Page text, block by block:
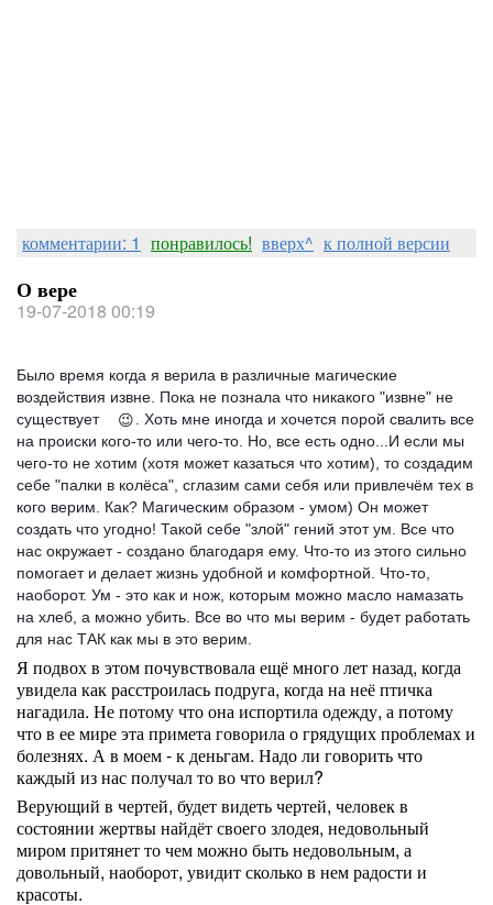
комментарии: 1 понравилось! вверх^ к полной версии
О вере
19-07-2018 00:19
Было время когда я верила в различные магические
воздействия извне. Пока не познала что никакого "извне" не
существует
😉
. Хоть мне иногда и хочется порой свалить все
на происки кого-то или чего-то. Но, все есть одно...И если мы
чего-то не хотим (хотя может казаться что хотим), то создадим
себе "палки в колёса", сглазим сами себя или привлечём тех в
кого верим. Как? Магическим образом - умом) Он может
создать что угодно! Такой себе "злой" гений этот ум. Все что
нас окружает - создано благодаря ему. Что-то из этого сильно
помогает и делает жизнь удобной и комфортной. Что-то,
наоборот. Ум - это как и нож, которым можно масло намазать
на хлеб, а можно убить. Все во что мы верим - будет работать
для нас ТАК как мы в это верим.
Я подвох в этом почувствовала ещё много лет назад, когда
увидела как расстроилась подруга, когда на неё птичка
нагадила. Не потому что она испортила одежду, а потому
что в ее мире эта примета говорила о грядущих проблемах и
болезнях. А в моем - к деньгам. Надо ли говорить что
каждый из нас получал то во что верил?
Верующий в чертей, будет видеть чертей, человек в
состоянии жертвы найдёт своего злодея, недовольный
миром притянет то чем можно быть недовольным, а
довольный, наоборот, увидит сколько в нем радости и
красоты.